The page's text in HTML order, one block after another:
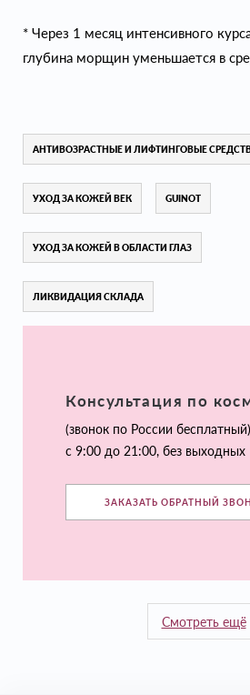
* Через 1 месяц интенсивного
глубина морщин уменьшается в
АНТИВОЗРАСТНЫЕ И ЛИФТИНГОВЫЕ
УХОД ЗА КОЖЕЙ ВЕК GUINOT
УХОД ЗА КОЖЕЙ В ОБЛАСТИ ГЛАЗ
ЛИКВИДАЦИЯ СКЛАДА
Консультация по
(звонок по России бесплатный)
с 9:00 до 21:00, без выходных
ЗАКАЗАТЬ ОБРАТНЫЙ
Смотреть ещё